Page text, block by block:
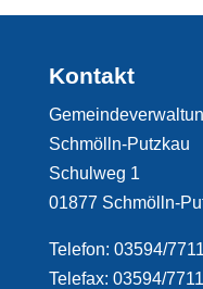
Kontakt
Schmölln-Putzkau
Schulweg 1
01877 Schmölln-
Telefon: 03594/
Telefax: 03594/